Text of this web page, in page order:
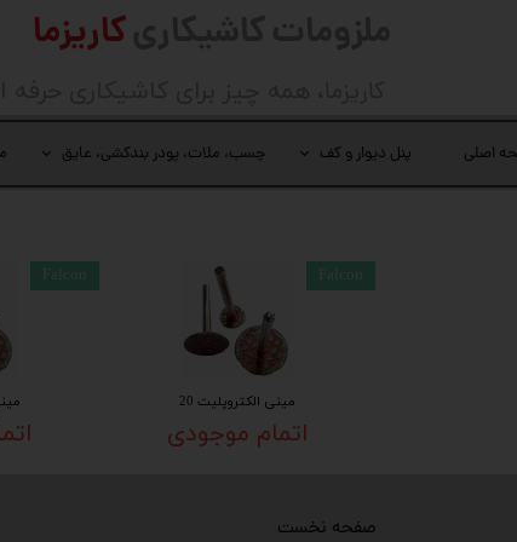
کاریزما
اصلی پنل دیوار و کف چسب، ملات، پودر بندکشی، عایق
مینی الکتروپلیت 20
اتمام موجودی
Falcon
Falcon
صفحه نخست